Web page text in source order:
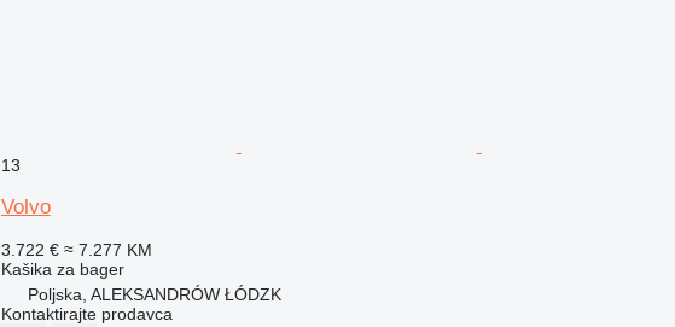
13
Volvo
3.722 € ≈ 7.277 KM
Kašika za bager
Poljska, ALEKSANDRÓW ŁÓDZK
Kontaktirajte prodavca